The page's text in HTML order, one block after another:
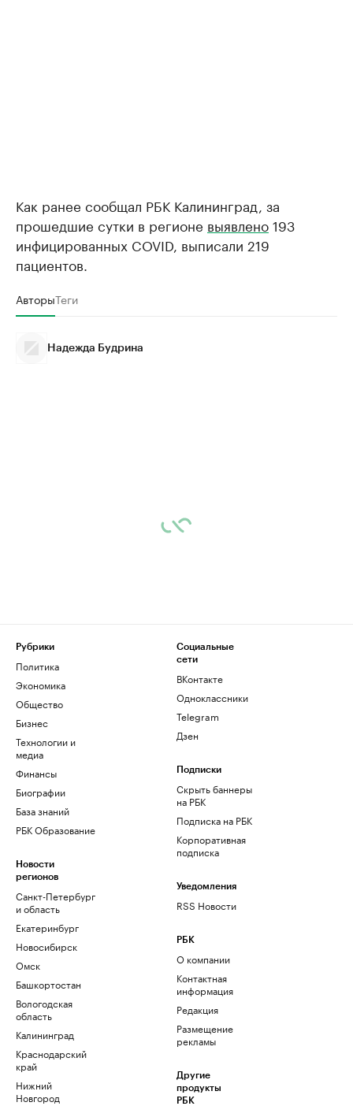
Как ранее сообщал РБК Калининград, за
прошедшие сутки в регионе выявлено193
инфицированных COVID, выписали 219
пациентов.
АвторыТеги
Надежда Будрина
Рубрики
Политика
Экономика
Общество
Бизнес
Технологии и
медиа
Финансы
Биографии
База знаний
РБК Образование
Новости
регионов
Санкт-Петербург
и область
Екатеринбург
Новосибирск
Омск
Башкортостан
Вологодская
область
Калининград
Краснодарский
край
Нижний
Новгород
Социальные
сети
ВКонтакте
Одноклассники
Telegram
Дзен
Подписки
Скрыть баннеры
на РБК
Подписка на РБК
Корпоративная
подписка
Уведомления
RSS Новости
РБК
О компании
Контактная
информация
Редакция
Размещение
рекламы
Другие
продукты
РБК